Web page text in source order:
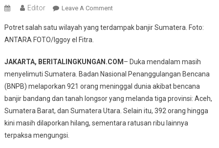
Editor Leave A CommentOn
BNPB:
Longsor
Di
Sumatera
Tewaskan
921
Orang,
Potret salah satu wilayah yang terdampak banjir Sumatera. Foto:
ANTARA FOTO/Iggoy el Fitra.
JAKARTA, BERITALINGKUNGAN.COM – Duka mendalam masih
menyelimuti Sumatera. Badan Nasional Penanggulangan Bencana
(BNPB) melaporkan 921 orang meninggal dunia akibat bencana
banjir bandang dan tanah longsor yang melanda tiga provinsi: Aceh,
Sumatera Barat, dan Sumatera Utara. Selain itu, 392 orang hingga
kini masih dilaporkan hilang, sementara ratusan ribu lainnya
terpaksa mengungsi.